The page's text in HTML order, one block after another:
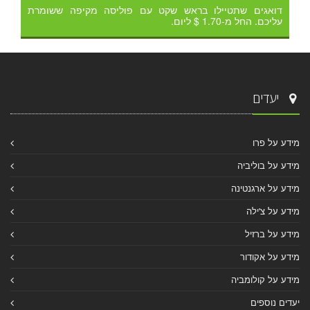
דואגים שתטיילו בראש שקט עם פוליסה מקיפה ששומרת
עליכם. החל מ-1.70 $ ליום.
יעדים
מידע על פרו
מידע על בוליביה
מידע על ארגנטינה
מידע על צ'ילה
מידע על ברזיל
מידע על אקודור
מידע על קולומביה
יעדים נוספים